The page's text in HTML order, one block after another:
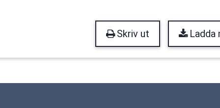
Skriv ut Ladda